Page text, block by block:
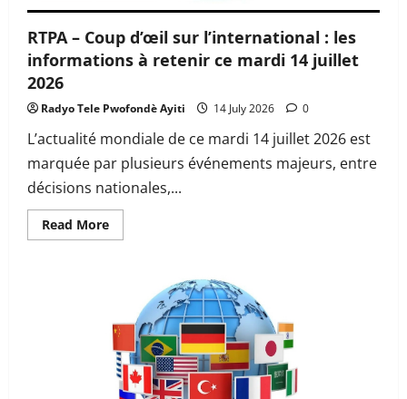
RTPA – Coup d’œil sur l’international : les
informations à retenir ce mardi 14 juillet
2026
Radyo Tele Pwofondè Ayiti 14 July 2026 0
L’actualité mondiale de ce mardi 14 juillet 2026 est
marquée par plusieurs événements majeurs, entre
décisions nationales,...
Read MoreRead
more
l’international
les
informations
retenir